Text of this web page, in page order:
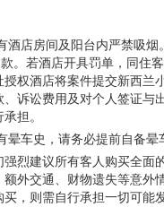
酒店房间及阳台内严禁吸烟
。若酒店开具罚单，同住
授权酒店将案件提交新西兰
诉讼费用及对个人签证与
担。
晕车史，请务必提前自备晕
强烈建议所有客人购买全面
额外交通、财物遗失等意外
买，则需自行承担一切可能